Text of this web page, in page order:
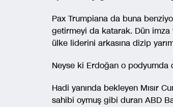
Pax Trumpiana da buna
getirmeyi da katarak. Dün
ülke liderini arkasına dizip
Neyse ki Erdoğan o podyumda
Hadi yanında bekleyen Mısır
sahibi oymuş gibi duran ABD